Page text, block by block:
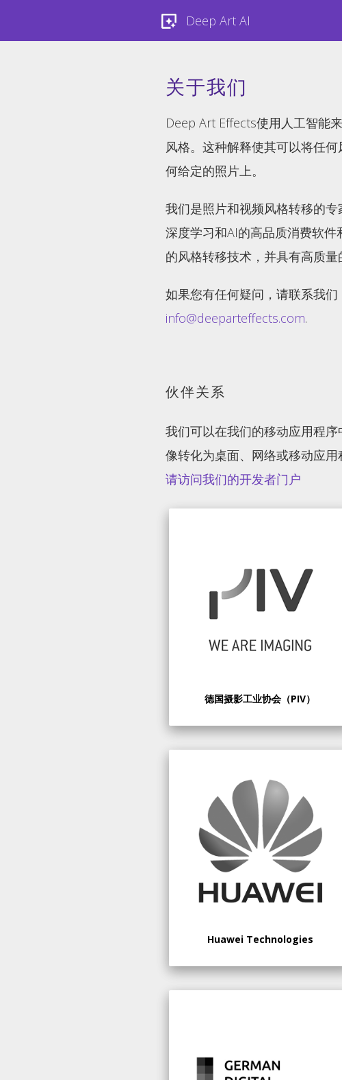
Deep Art AI
关于我们
Deep Art Effects使用人工智能
风格。这种解释使其可以将任
何给定的照片上。
我们是照片和视频风格转移的
深度学习和AI的高品质消费软
的风格转移技术，并具有高质量
如果您有任何疑问，请联系我们
info@deeparteffects.com.
伙伴关系
我们可以在我们的移动应用程
像转化为桌面、网络或移动应用
请访问我们的开发者门户
德国摄影工业协会（PIV）
Huawei Technologies